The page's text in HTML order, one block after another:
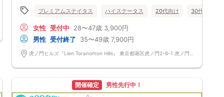
下記いずれかに該当する方
◯大企業*1
◯上場企業*3
◯経営者*4
◯医師・歯科医師
◯年収700万円以上
◯公務員
プレミアムステイタス ハイステータス 20代向け 30代向け
女性 受付中 28〜47歳 3,900円
男性 受付終了 35〜49歳 7,900円
開催確定 男性先行中！